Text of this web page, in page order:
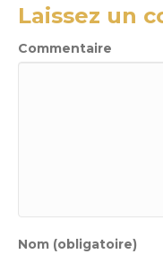
Laissez un
Commentaire
Nom (obligatoire)